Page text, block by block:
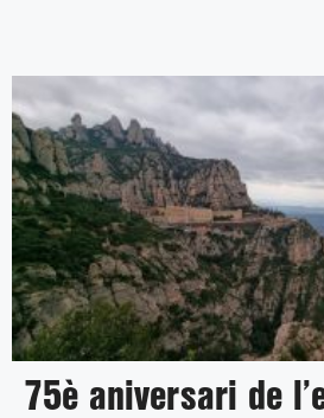
75è aniversari de